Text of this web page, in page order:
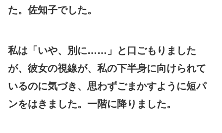
た。佐知子でした。
私は「いや、別に……」と口ごもりました
が、彼女の視線が、私の下半身に向けられて
いるのに気づき、思わずごまかすように短パ
ンをはきました。一階に降りました。